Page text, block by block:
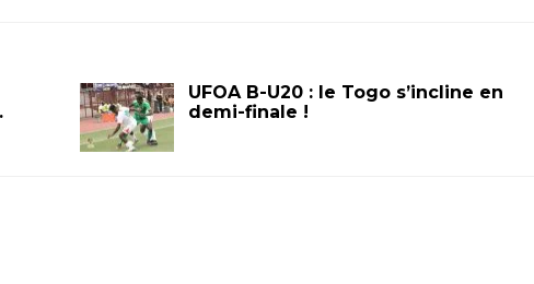
UFOA B-U20 : le Togo s’incline en
demi-finale !